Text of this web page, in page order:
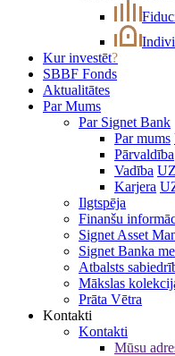
Kur investēt?
SBBF Fonds
Aktualitātes
Par Mums
Par Signet Bank
Par mums
Pārvaldība
Vadība
Karjera
Ilgtspēja
Finanšu
Signet Asset
Signet Banka
Atbalsts
Mākslas
Prāta Vētra
Kontakti
Kontakti
Mūsu